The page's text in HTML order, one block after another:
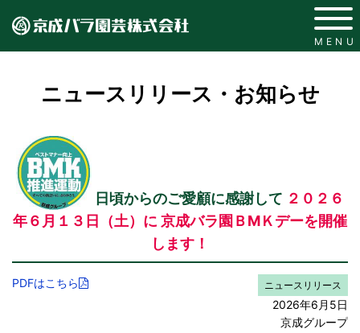
MENU
ニュースリリース・お知らせ
日頃からのご愛顧に感謝して ２０２６
年６月１３日（土）に 京成バラ園ＢМＫデーを開催
します！
PDFはこちら ニュースリリース
2026年6月5日
京成グループ